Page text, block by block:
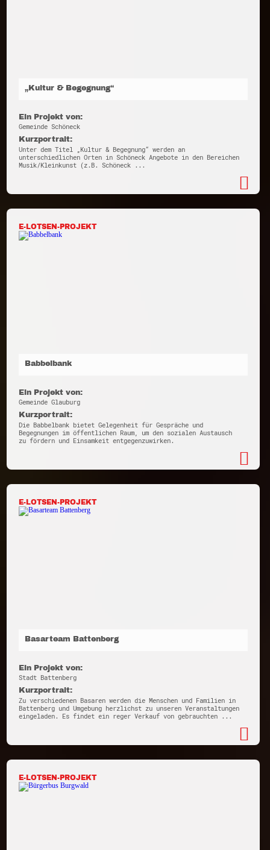
„Kultur & Begegnung“
Ein Projekt von:
Gemeinde Schöneck
Kurzportrait:
Unter dem Titel „Kultur & Begegnung“ werden an
unterschiedlichen Orten in Schöneck Angebote in den Bereichen
Musik/Kleinkunst (z.B. Schöneck ...
E-LOTSEN-PROJEKT
Babbelbank
Ein Projekt von:
Gemeinde Glauburg
Kurzportrait:
Die Babbelbank bietet Gelegenheit für Gespräche und
Begegnungen im öffentlichen Raum, um den sozialen Austausch
zu fördern und Einsamkeit entgegenzuwirken.
E-LOTSEN-PROJEKT
Basarteam Battenberg
Ein Projekt von:
Stadt Battenberg
Kurzportrait:
Zu verschiedenen Basaren werden die Menschen und Familien in
Battenberg und Umgebung herzlichst zu unseren Veranstaltungen
eingeladen. Es findet ein reger Verkauf von gebrauchten ...
E-LOTSEN-PROJEKT